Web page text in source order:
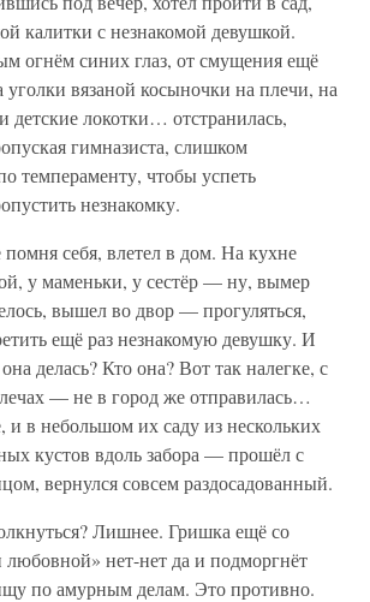
калитки с незнакомой девушкой.
огнём синих глаз, от смущения ещё
уголки вязаной косыночки на плечи, на
детские локотки… отстранилась,
гимназиста, слишком
темпераменту, чтобы успеть
незнакомку.
себя, влетел в дом. На кухне
у маменьки, у сестёр — ну, вымер
вышел во двор — прогуляться,
ещё раз незнакомую девушку. И
делась? Кто она? Вот так налегке, с
— не в город же отправилась…
и в небольшом их саду из нескольких
кустов вдоль забора — прошёл с
вернулся совсем раздосадованный.
Лишнее. Гришка ещё со
любовной» нет-нет да и подморгнёт
по амурным делам. Это противно.